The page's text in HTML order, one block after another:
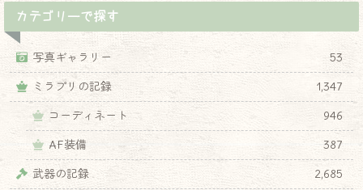
カテゴリーで探す
写真ギャラリー
53
ミラプリの記録
1,347
コーディネート
946
AF装備
387
武器の記録
2,685